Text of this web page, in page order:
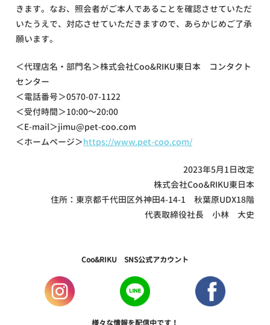
きます。なお、照会者がご本人であることを確認させていただ
いたうえで、対応させていただきますので、あらかじめご了承
願います。
＜代理店名・部門名＞株式会社Coo&RIKU東日本 コンタクト
センター
＜電話番号＞0570-07-1122
＜受付時間＞10:00～20:00
＜E-mail＞jimu@pet-coo.com
＜ホームページ＞https://www.pet-coo.com/
2023年5月1日改定
株式会社Coo&RIKU東日本
住所：東京都千代田区外神田4-14-1 秋葉原UDX18階
代表取締役社長 小林 大史
Coo&RIKU SNS公式アカウント
様々な情報を配信中です！